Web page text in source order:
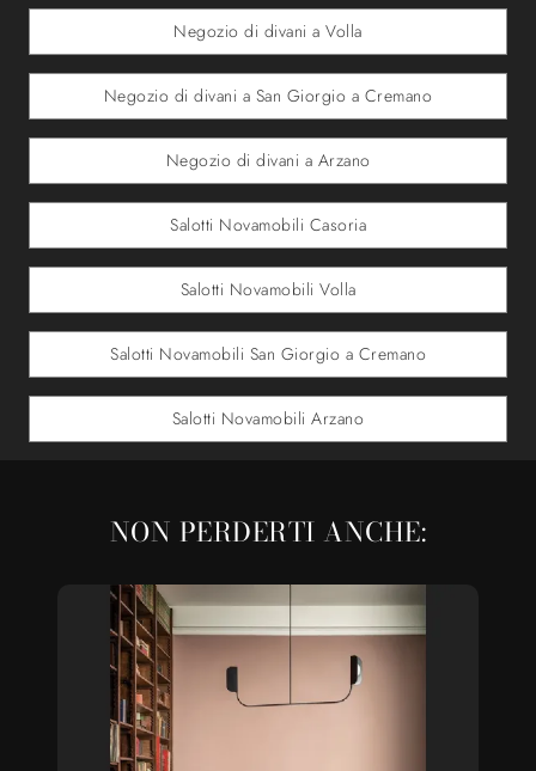
Negozio di divani a Volla
Negozio di divani a San Giorgio a Cremano
Negozio di divani a Arzano
Salotti Novamobili Casoria
Salotti Novamobili Volla
Salotti Novamobili San Giorgio a Cremano
Salotti Novamobili Arzano
NON PERDERTI ANCHE: